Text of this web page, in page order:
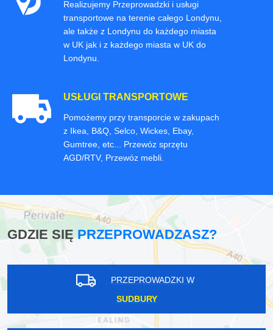
Realizujemy Przeprowadzki i usługi
transportowe na terenie całego Londynu,
ale także z Londynu do każdego miasta
w UK jak i z każdego miasta w UK do
Londynu.
USŁUGI TRANSPORTOWE
Pomożemy przy transporcie w zakupach
z Ikea, B&Q, Selco, Wickes, Ebay,
Gumtree, etc... Przewóz sprzętu
AGD/RTV, Przewóz mebli.
GDZIE SIĘPRZEPROWADZASZ?
PRZEPROWADZKI W
SUDBURY